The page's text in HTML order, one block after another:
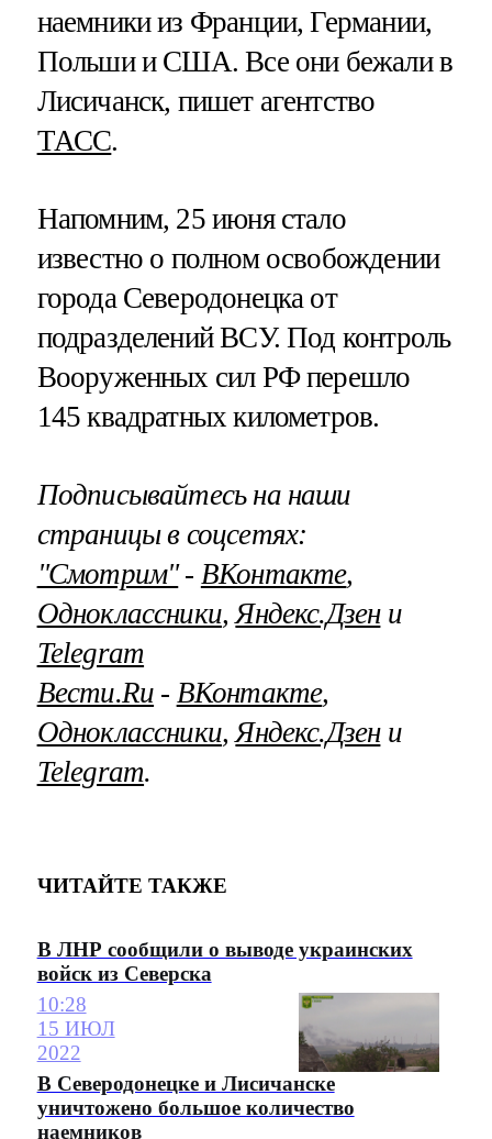
наемники из Франции, Германии,
Польши и США. Все они бежали в
Лисичанск, пишет агентство
ТАСС.
Напомним, 25 июня стало
известно о полном освобождении
города Северодонецка от
подразделений ВСУ. Под контроль
Вооруженных сил РФ перешло
145 квадратных километров.
Подписывайтесь на наши
страницы в соцсетях:
"Смотрим"‐ ВКонтакте,
Одноклассники, Яндекс.Дзени
Telegram
Вести.Ru ‐ ВКонтакте,
Одноклассники, Яндекс.Дзени
Telegram.
ЧИТАЙТЕ ТАКЖЕ
В ЛНР сообщили о выводе украинских
войск из Северска
10:28
15 ИЮЛ
2022
В Северодонецке и Лисичанске
уничтожено большое количество
наемников